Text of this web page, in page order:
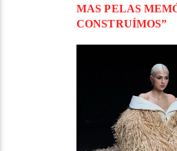
MAS PELAS
CONSTRUÍMOS”